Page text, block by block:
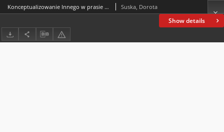
Show details
Konceptualizowanie Innego w prasie okresu przedsolidarnościowego (1978-1980). Od stereotypu wroga do oponenta politycznego Suska, Dorota